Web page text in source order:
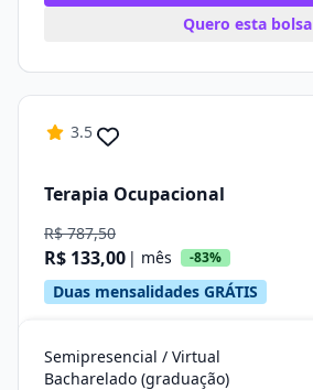
Quero esta bolsa
3.5
Terapia Ocupacional
R$ 787,50
R$ 133,00 | mês -83%
Duas mensalidades GRÁTIS
Semipresencial / Virtual
Bacharelado (graduação)